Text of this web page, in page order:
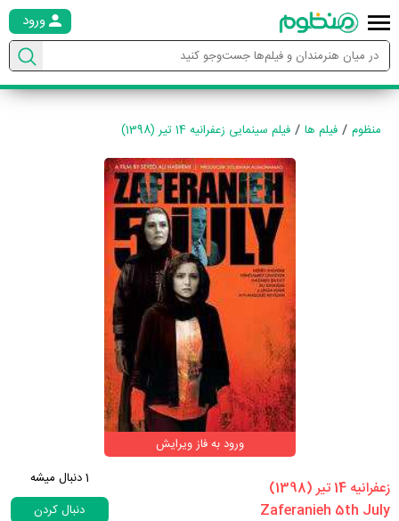
ورود
منظوم فیلم ها فیلم سینمایی زعفرانیه 14 تیر (1398)
ورود به فاز ویرایش
‏زعفرانیه 14 تیر‏ (1398)
1دنبال میشه
دنبال کردن